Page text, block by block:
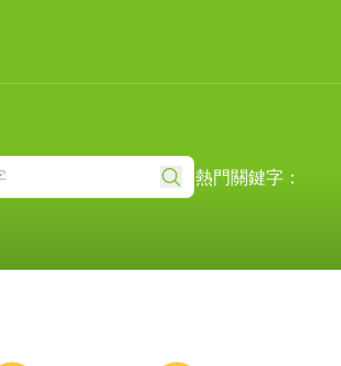
熱門關鍵字：